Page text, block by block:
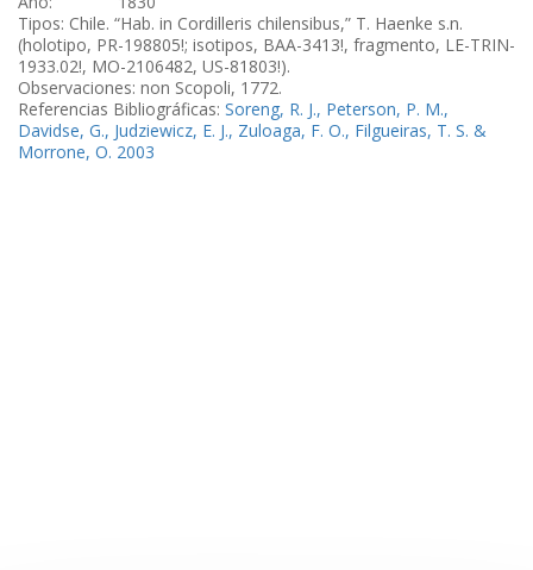
Tipos: Chile. “Hab. in Cordilleris chilensibus,” T. Haenke s.n.
(holotipo, PR-198805!; isotipos, BAA-3413!, fragmento, LE-TRIN-
1933.02!, MO-2106482, US-81803!).
Observaciones: non Scopoli, 1772.
Referencias Bibliográficas: Soreng, R. J., Peterson, P. M.,
Davidse, G., Judziewicz, E. J., Zuloaga, F. O., Filgueiras, T. S. &
Morrone, O. 2003